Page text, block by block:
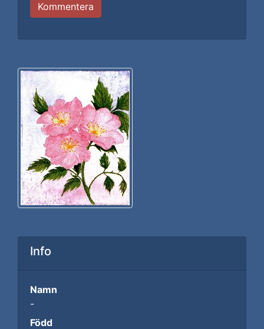
Kommentera
Info
Namn
-
Född